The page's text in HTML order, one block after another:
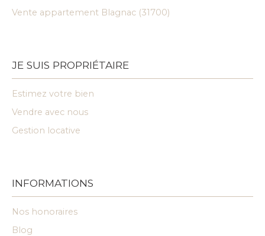
Vente appartement Blagnac (31700)
JE SUIS PROPRIÉTAIRE
Estimez votre bien
Vendre avec nous
Gestion locative
INFORMATIONS
Nos honoraires
Blog